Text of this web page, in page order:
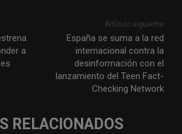
a
Artículo siguiente
España se suma a la red
internacional contra la
desinformación con el
lanzamiento del Teen Fact-
Checking Network
RELACIONADOS